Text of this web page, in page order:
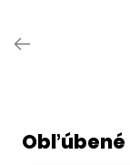
Obľúbené